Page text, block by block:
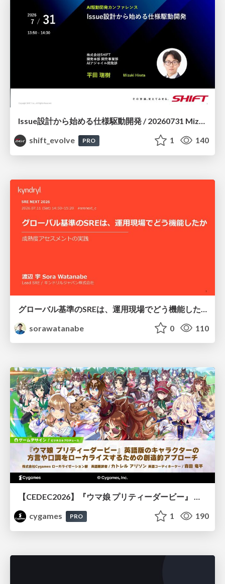
Issue設計から始める仕様駆動開発 / 20260731 Mizuki Hirata
shift_evolve
PRO 1 140
sorawatanabe
0 110
【CEDEC2026】『ウマ娘 プリティーダービー』 英語版のキャラクターの方言や口調をローカライズするための創造的アプローチ
cygames
PRO 1 190